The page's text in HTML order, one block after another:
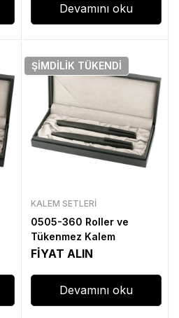
Devamını oku
ŞIMDILIK TÜKENDI
KALEM SETLERI
0505-360 Roller ve
Tükenmez Kalem
FİYAT ALIN
Devamını oku